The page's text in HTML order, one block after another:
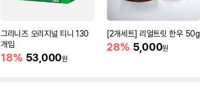
그리니즈 오리지널 티니 130
개입
18% 53,000원
[2개세트] 리얼트릿 한우 50g
28% 5,000원